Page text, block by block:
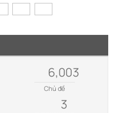
6,003
Chủ đề
3